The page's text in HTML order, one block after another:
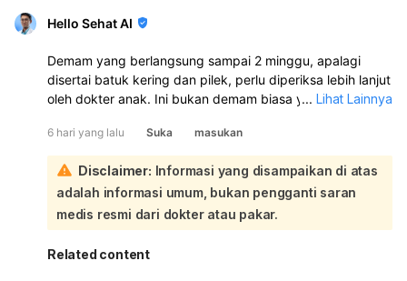
Hello Sehat AI
Demam yang berlangsung sampai 2 minggu, apalagi
disertai batuk kering dan pilek, perlu diperiksa lebih lanjut
oleh dokter anak. Ini bukan demam biasa yang cukup
tetapi masih demam, sebaiknya kontrol ulang ke spesialis
anak untuk mencari penyebabnya:
Demam pada anak bisa disebabkan infeksi yang belum
teratasi atau kondisi lain yang lebih serius. Bila demam
tidak membaik dalam 3 hari, atau berlangsung lama
seperti ini, perlu evaluasi lanjutan. Segera periksa lebih
cepat jika ada sesak napas, anak tampak lemas, tidak
... Lihat Lainnya
6 hari yang lalu Suka masukan
Disclaimer: Informasi yang disampaikan di atas
adalah informasi umum, bukan pengganti saran
medis resmi dari dokter atau pakar.
Related content